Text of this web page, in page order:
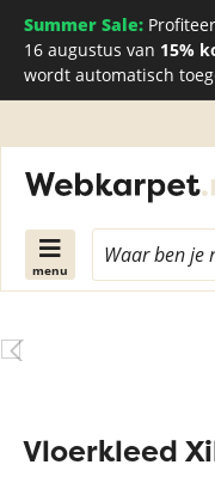
Summer Sale:
16 augustus van 15%
wordt automatisch
Rechtstreeks
menu
Vloerkleed